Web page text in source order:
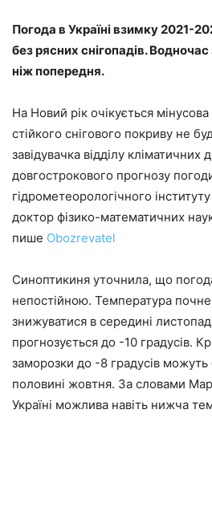
Погода в Україні взимку 2021-
без рясних снігопадів.
ніж попередня.
На Новий рік очікується
стійкого снігового покриву не
завідувачка відділу кліматичних
довгострокового прогнозу
гідрометеорологічного
доктор фізико-математичних
пише Оbozrevatel
Синоптикиня уточнила, що
непостійною. Температура
знижуватися в середині
прогнозується до -10 градусів.
заморозки до -8 градусів можуть
половині жовтня. За словами
Україні можлива навіть нижча